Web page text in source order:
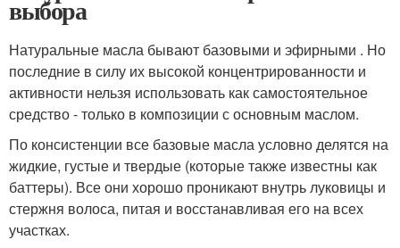
выбора
Натуральные масла бывают базовыми и эфирными . Но
последние в силу их высокой концентрированности и
активности нельзя использовать как самостоятельное
средство - только в композиции с основным маслом.
По консистенции все базовые масла условно делятся на
жидкие, густые и твердые (которые также известны как
баттеры). Все они хорошо проникают внутрь луковицы и
стержня волоса, питая и восстанавливая его на всех
участках.